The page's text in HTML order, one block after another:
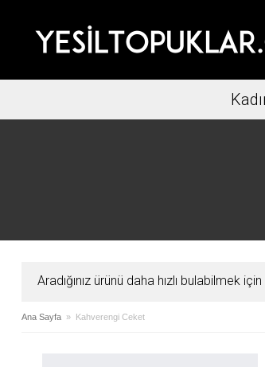
Aradığınız ürünü daha hızlı bulabilmek
Ana Sayfa» Kahverengi Ceket